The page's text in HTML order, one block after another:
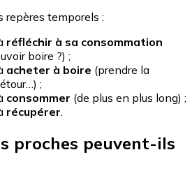
repères temporels :
réfléchir à sa consommation
boire ?) ;
acheter à boire (prendre la
;
consommer (de plus en plus long) ;
récupérer.
proches peuvent-ils